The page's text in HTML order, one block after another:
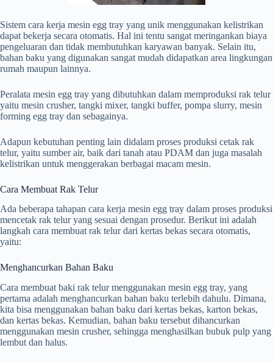
Sistem cara kerja mesin egg tray yang unik menggunakan kelistrikan
dapat bekerja secara otomatis. Hal ini tentu sangat meringankan biaya
pengeluaran dan tidak membutuhkan karyawan banyak. Selain itu,
bahan baku yang digunakan sangat mudah didapatkan area lingkungan
rumah maupun lainnya.
Peralata mesin egg tray yang dibutuhkan dalam memproduksi rak telur
yaitu mesin crusher, tangki mixer, tangki buffer, pompa slurry, mesin
forming egg tray dan sebagainya.
Adapun kebutuhan penting lain didalam proses produksi cetak rak
telur, yaitu sumber air, baik dari tanah atau PDAM dan juga masalah
kelistrikan untuk menggerakan berbagai macam mesin.
Cara Membuat Rak Telur
Ada beberapa tahapan cara kerja mesin egg tray dalam proses produksi
mencetak rak telur yang sesuai dengan prosedur. Berikut ini adalah
langkah cara membuat rak telur dari kertas bekas secara otomatis,
yaitu:
Menghancurkan Bahan Baku
Cara membuat baki rak telur menggunakan mesin egg tray, yang
pertama adalah menghancurkan bahan baku terlebih dahulu. Dimana,
kita bisa menggunakan bahan baku dari kertas bekas, karton bekas,
dan kertas bekas. Kemudian, bahan baku tersebut dihancurkan
menggunakan mesin crusher, sehingga menghasilkan bubuk pulp yang
lembut dan halus.